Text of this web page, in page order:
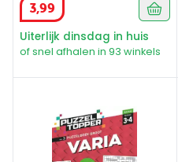
3,99
Uiterlijk dinsdag in huis
of snel afhalen in 93 winkels